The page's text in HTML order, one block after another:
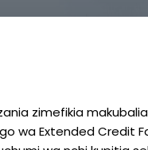
zimefikia
wa Extended Credit